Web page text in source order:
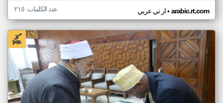
ار تي عربي• arabic.rt.com عدد الكلمات: ٢١٥